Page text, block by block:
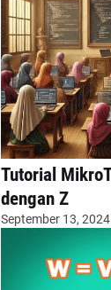
Tutorial
dengan Z
September 13, 2024